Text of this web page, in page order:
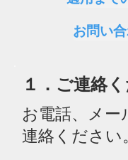
お問い
１．ご連絡
お電話、メー
連絡ください